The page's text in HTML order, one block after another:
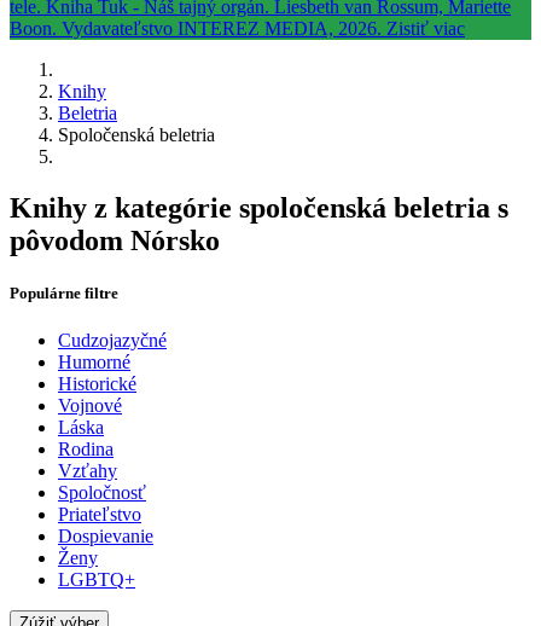
Knihy
Beletria
Spoločenská beletria
Knihy z kategórie spoločenská beletria s
pôvodom Nórsko
Populárne filtre
Cudzojazyčné
Humorné
Historické
Vojnové
Láska
Rodina
Vzťahy
Spoločnosť
Priateľstvo
Dospievanie
Ženy
LGBTQ+